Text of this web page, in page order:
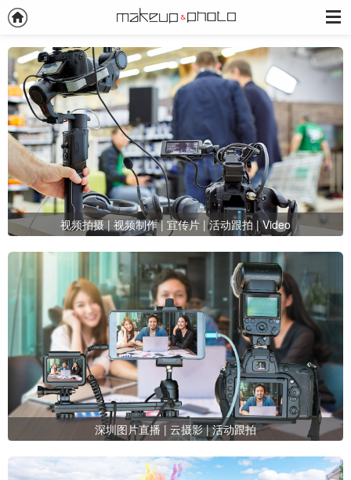
视频拍摄 | 视频制作 | 宣传片 | 活动跟拍 | Video
深圳图片直播 | 云摄影 | 活动跟拍